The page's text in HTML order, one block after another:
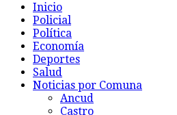
Inicio
Policial
Política
Economía
Deportes
Salud
Noticias por Comuna
Ancud
Castro